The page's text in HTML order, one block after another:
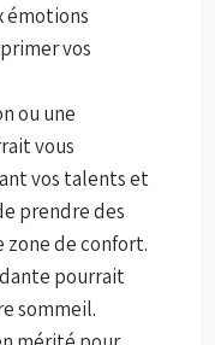
émotions
vos
ou une
vous
vos talents et
prendre des
de confort.
pourrait
sommeil.